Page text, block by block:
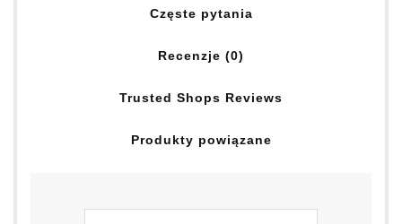
Częste pytania
Recenzje (0)
Trusted Shops Reviews
Produkty powiązane